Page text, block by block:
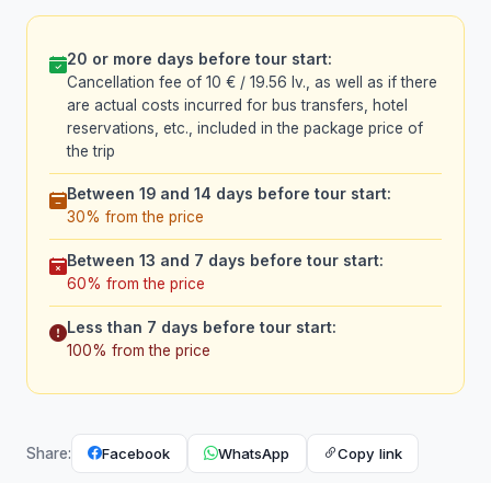
20 or more days before tour start:
Cancellation fee of 10 € / 19.56 lv., as well as if there
are actual costs incurred for bus transfers, hotel
reservations, etc., included in the package price of
the trip
Between 19 and 14 days before tour start:
30% from the price
Between 13 and 7 days before tour start:
60% from the price
Less than 7 days before tour start:
100% from the price
Share: Facebook WhatsApp Copy link